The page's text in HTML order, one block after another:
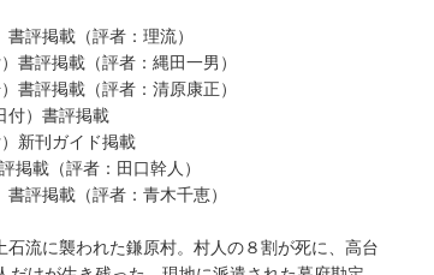
評掲載（評者：理流）
書評掲載（評者：縄田一男）
書評掲載（評者：清原康正）
付）書評掲載
新刊ガイド掲載
掲載（評者：田口幹人）
評掲載（評者：青木千恵）
石流に襲われた鎌原村。村人の８割が死に、高台